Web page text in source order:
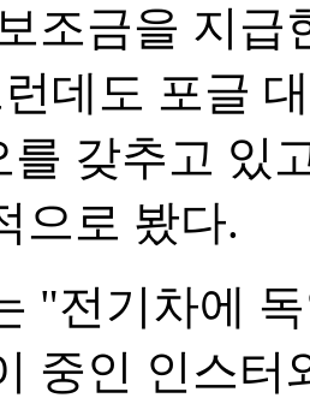
조금을 지급
데도 포글
를 갖추고 있
으로 봤다.
"전기차에
중인 인스터